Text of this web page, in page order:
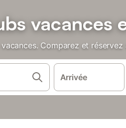
vacances
Comparez et réservez
Arrivée